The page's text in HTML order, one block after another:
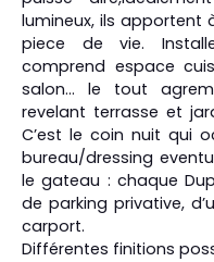
lumineux, ils apportent
piece de vie.
comprend espace
salon... le tout
revelant terrasse et
C’est le coin nuit qui
bureau/dressing
le gateau : chaque
de parking privative,
carport.
Différentes finitions